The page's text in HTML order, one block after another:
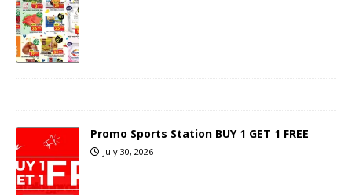
Promo Sports Station BUY 1 GET 1 FREE
July 30, 2026